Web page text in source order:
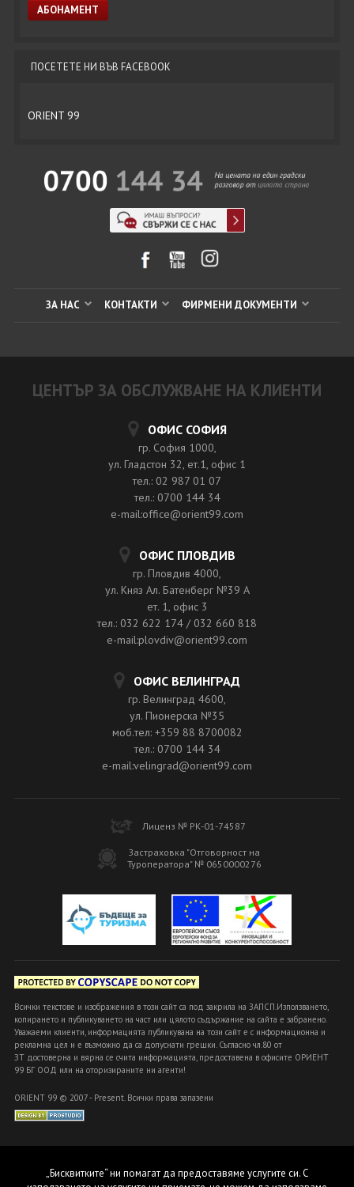
ПОСЕТЕТЕ НИ ВЪВ FACEBOOK
ORIENT 99
ЗА НАС КОНТАКТИ ФИРМЕНИ ДОКУМЕНТИ
ЦЕНТЪР ЗА ОБСЛУЖВАНЕ НА КЛИЕНТИ
ОФИС СОФИЯ
гр. София 1000,
ул. Гладстон 32, ет.1, офис 1
тел.: 02 987 01 07
тел.: 0700 144 34
e-mail:office@orient99.com
ОФИС ПЛОВДИВ
гр. Пловдив 4000,
ул. Княз Ал. Батенберг №39 A
ет. 1, офис 3
тел.: 032 622 174 / 032 660 818
e-mail:plovdiv@orient99.com
ОФИС ВЕЛИНГРАД
гр. Велинград 4600,
ул. Пионерска №35
моб.тел: +359 88 8700082
тел.: 0700 144 34
e-mail:velingrad@orient99.com
Лиценз № РК-01-74587
Застраховка "Отговорност на
Туроператора" № 0650000276
Всички текстове и изображения в този сайт са под закрила на ЗАПСП.Използването,
копирането и публикуването на част или цялото съдържание на сайта е забранено.
Уважаеми клиенти, информацията публикувана на този сайт е с информационна и
рекламна цел и е възможно да са допуснати грешки. Съгласно чл.80 от
ЗТ достоверна и вярна се счита информацията, предоставена в офисите ОРИЕНТ
99 БГ ООД или на оторизираните ни агенти!
ORIENT 99 © 2007 - Present. Всички права запазени
„Бисквитките“ ни помагат да предоставяме услугите си. С